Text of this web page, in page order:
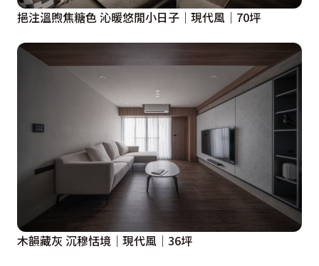
挹注溫煦焦糖色 沁暖悠閒小日子｜現代風｜70坪
木韻藏灰 沉穆恬境｜現代風｜36坪